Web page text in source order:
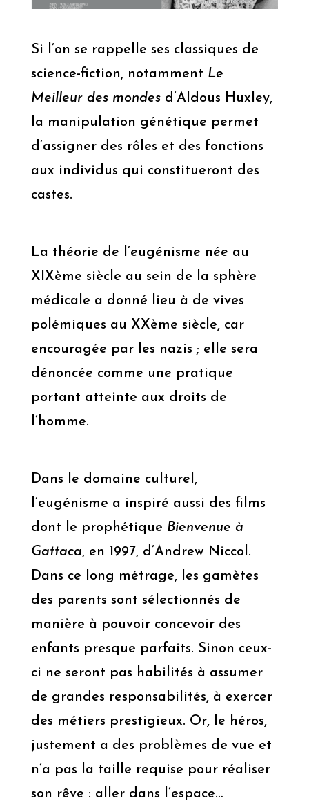
Si l’on se rappelle ses classiques de
science-fiction, notamment Le
Meilleur des mondes d’Aldous Huxley,
la manipulation génétique permet
d’assigner des rôles et des fonctions
aux individus qui constitueront des
castes.
La théorie de l’eugénisme née au
XIXème siècle au sein de la sphère
médicale a donné lieu à de vives
polémiques au XXème siècle, car
encouragée par les nazis ; elle sera
dénoncée comme une pratique
portant atteinte aux droits de
l’homme.
Dans le domaine culturel,
l’eugénisme a inspiré aussi des films
dont le prophétique Bienvenue à
Gattaca, en 1997, d’Andrew Niccol.
Dans ce long métrage, les gamètes
des parents sont sélectionnés de
manière à pouvoir concevoir des
enfants presque parfaits. Sinon ceux-
ci ne seront pas habilités à assumer
de grandes responsabilités, à exercer
des métiers prestigieux. Or, le héros,
justement a des problèmes de vue et
n’a pas la taille requise pour réaliser
son rêve : aller dans l’espace…